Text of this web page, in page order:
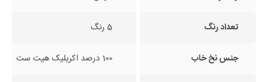
تعداد رنگ 5 رنگ
جنس نخ خاب 100 درصد اکریلیک هیت ست